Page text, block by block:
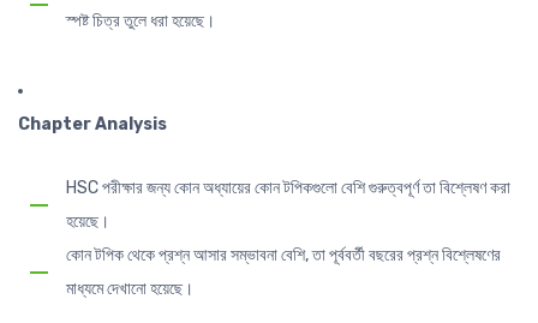
স্পষ্ট চিত্র তুলে ধরা হয়েছে।
Chapter Analysis
HSC পরীক্ষার জন্য কোন অধ্যায়ের কোন টপিকগুলো বেশি গুরুত্বপূর্ণ তা বিশ্লেষণ করা
হয়েছে।
কোন টপিক থেকে প্রশ্ন আসার সম্ভাবনা বেশি, তা পূর্ববর্তী বছরের প্রশ্ন বিশ্লেষণের
মাধ্যমে দেখানো হয়েছে।